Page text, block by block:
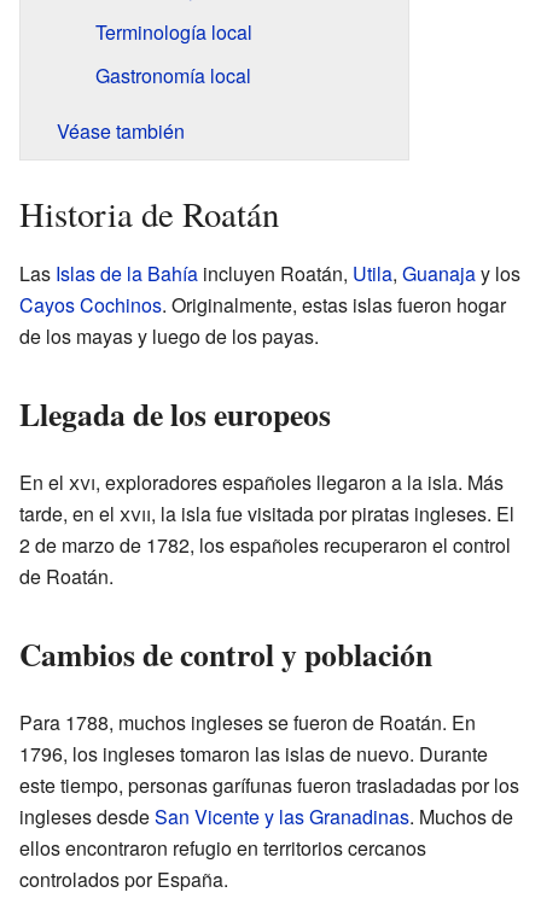
Terminología local
Gastronomía local
Véase también
Historia de Roatán
Las Islas de la Bahía incluyen Roatán, Utila, Guanajay los
Cayos Cochinos. Originalmente, estas islas fueron hogar
de los mayas y luego de los payas.
Llegada de los europeos
En el xvi, exploradores españoles llegaron a la isla. Más
tarde, en el xvii, la isla fue visitada por piratas ingleses. El
2 de marzo de 1782, los españoles recuperaron el control
de Roatán.
Cambios de control y población
Para 1788, muchos ingleses se fueron de Roatán. En
1796, los ingleses tomaron las islas de nuevo. Durante
este tiempo, personas garífunas fueron trasladadas por los
ingleses desdeSan Vicente y las Granadinas. Muchos de
ellos encontraron refugio en territorios cercanos
controlados por España.